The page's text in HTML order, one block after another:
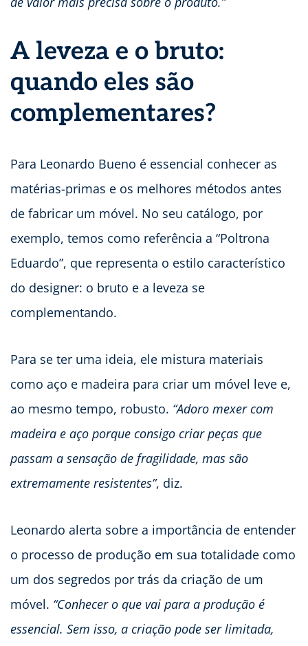
A leveza e o bruto:
quando eles são
complementares?
Para Leonardo Bueno é essencial conhecer as
matérias-primas e os melhores métodos antes
de fabricar um móvel. No seu catálogo, por
exemplo, temos como referência a “Poltrona
Eduardo”, que representa o estilo característico
do designer: o bruto e a leveza se
complementando.
Para se ter uma ideia, ele mistura materiais
como aço e madeira para criar um móvel leve e,
ao mesmo tempo, robusto. “Adoro mexer com
madeira e aço porque consigo criar peças que
passam a sensação de fragilidade, mas são
extremamente resistentes”, diz.
Leonardo alerta sobre a importância de entender
o processo de produção em sua totalidade como
um dos segredos por trás da criação de um
móvel. “Conhecer o que vai para a produção é
essencial. Sem isso, a criação pode ser limitada,